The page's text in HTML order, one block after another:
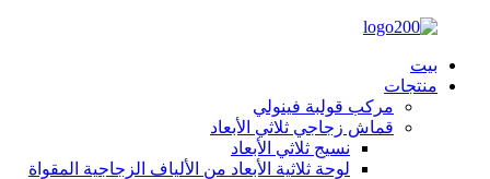
بيت
منتجات
مركب قولبة فينولي
قماش زجاجي ثلاثي الأبعاد
نسيج ثلاثي الأبعاد
لوحة ثلاثية الأبعاد من الألياف الزجاجية المقواة